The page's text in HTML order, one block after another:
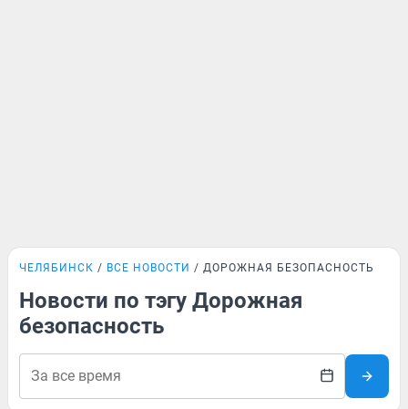
ЧЕЛЯБИНСК ВСЕ НОВОСТИ ДОРОЖНАЯ БЕЗОПАСНОСТЬ
Новости по тэгу Дорожная
безопасность